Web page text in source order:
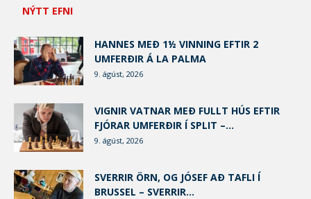
NÝTT EFNI
HANNES MEÐ 1½ VINNING EFTIR 2
UMFERÐIR Á LA PALMA
9. ágúst, 2026
VIGNIR VATNAR MEÐ FULLT HÚS EFTIR
FJÓRAR UMFERÐIR Í SPLIT –...
9. ágúst, 2026
SVERRIR ÖRN, OG JÓSEF AÐ TAFLI Í
BRUSSEL – SVERRIR...